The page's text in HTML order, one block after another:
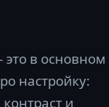
в основном
настройку:
и